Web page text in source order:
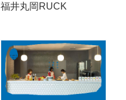
福井丸岡RUCK